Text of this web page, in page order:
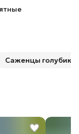
Саженцы голубики